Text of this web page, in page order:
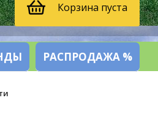
Корзина пуста
РАСПРОДАЖА %